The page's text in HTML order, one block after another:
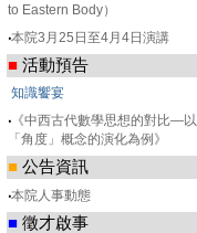
to Eastern Body）
‧本院3月25日至4月4日演講
■ 活動預告
知識饗宴
‧ 《中西古代數學思想的對比—以
「角度」概念的演化為例》
■ 公告資訊
‧本院人事動態
■ 徵才啟事